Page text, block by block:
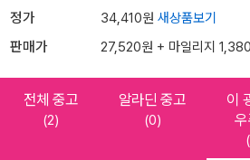
정가 34,410원 새상품보기
판매가 27,520원 + 마일리지
전체 중고
(2)
알라딘 중고
(0)
이